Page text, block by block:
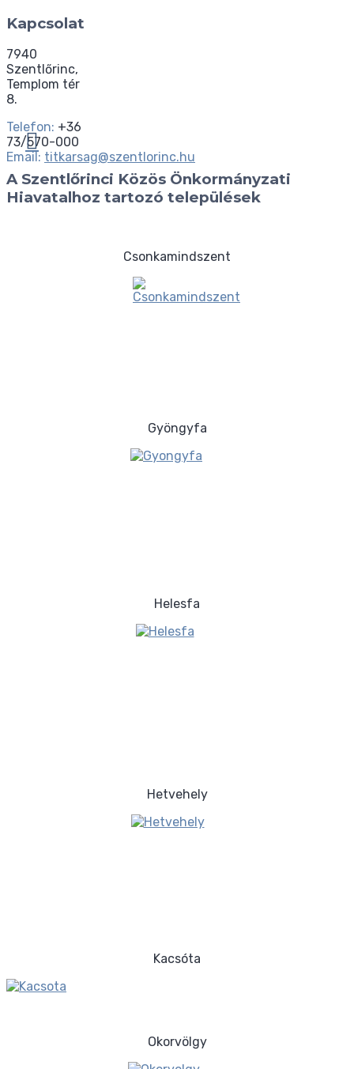
Kapcsolat
7940
Szentlőrinc,
Templom tér
8.
Telefon: +36
73/570-000
Email: titkarsag@szentlorinc.hu
A Szentlőrinci Közös Önkormányzati
Hiavatalhoz tartozó települések
Csonkamindszent
Gyöngyfa
Helesfa
Hetvehely
Kacsóta
Okorvölgy